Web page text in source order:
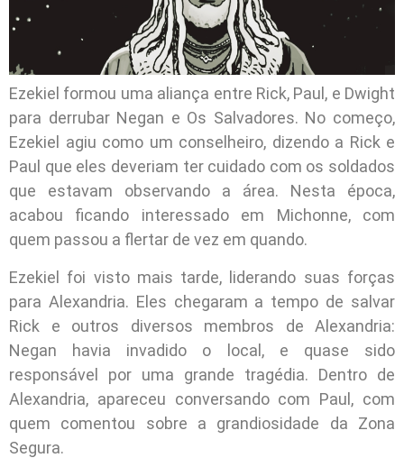
Ezekiel formou uma aliança entre Rick, Paul, e Dwight
para derrubar Negan e Os Salvadores. No começo,
Ezekiel agiu como um conselheiro, dizendo a Rick e
Paul que eles deveriam ter cuidado com os soldados
que estavam observando a área. Nesta época,
acabou ficando interessado em Michonne, com
quem passou a flertar de vez em quando.
Ezekiel foi visto mais tarde, liderando suas forças
para Alexandria. Eles chegaram a tempo de salvar
Rick e outros diversos membros de Alexandria:
Negan havia invadido o local, e quase sido
responsável por uma grande tragédia. Dentro de
Alexandria, apareceu conversando com Paul, com
quem comentou sobre a grandiosidade da Zona
Segura.